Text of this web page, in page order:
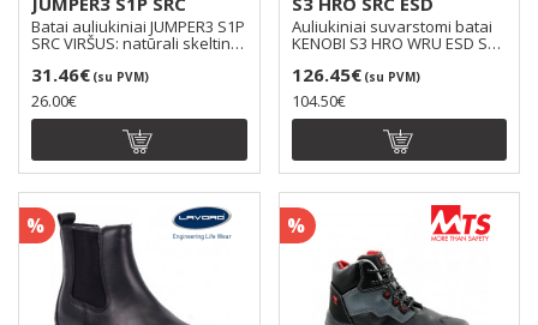
Batai auliukiniai JUMPER3 S1P
SRC VIRŠUS: natūrali skeltinė
31.46€ (su PVM)
26.00€
Auliukiniai suvarstomi batai
KENOBI S3 HRO WRU ESD SRC
126.45€ (su PVM)
104.50€
% %